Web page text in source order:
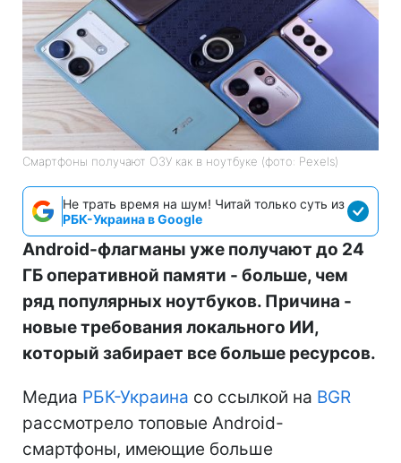
Смартфоны получают ОЗУ как в ноутбуке (фото: Pexels)
Не трать время на шум! Читай только суть из
РБК-Украина в Google
Android-флагманы уже получают до 24
ГБ оперативной памяти - больше, чем
ряд популярных ноутбуков. Причина -
новые требования локального ИИ,
который забирает все больше ресурсов.
Медиа РБК-Украина со ссылкой на BGR
рассмотрело топовые Android-
смартфоны, имеющие больше